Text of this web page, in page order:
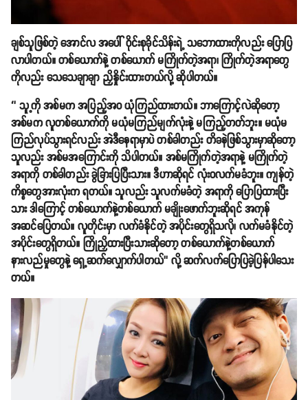
ချစ်သူဖြစ်တဲ့ အောင်လ အပေါ် ဝိုင်းစုခိုင်သိန်းရဲ့ သဘောထားကိုလည်း ပြောပြ
လာပါတယ်။ တစ်ယောက်နဲ့ တစ်ယောက် မကြိုက်တဲ့အရာ၊ ကြိုက်တဲ့အရာတွေ
ကိုလည်း သေသေချာချာ ညှိနှိုင်းထားတယ်လို့ ဆိုပါတယ်။
‘’ သူ့ကို အစ်မက အပြည့်အဝ ယုံကြည်ထားတယ်။ ဘာကြောင့်လဲဆိုတော့
အစ်မက လူတစ်ယောက်ကို မယုံမကြည်မျက်လုံးနဲ့ မကြည့်တတ်ဘူး။ မယုံမ
ကြည်လုပ်သွားရင်လည်း အဲဒီနေရာမှာပဲ တစ်ခါတည်း တိခနဲဖြစ်သွားမှာဆိုတော့
သူလည်း အစ်မအကြောင်းကို သိပါတယ်။ အစ်မကြိုက်တဲ့အရာနဲ့ မကြိုက်တဲ့
အရာကို တစ်ခါတည်း ခွဲခြားပြပြီးသား။ ဒီဟာဆိုရင် လုံးဝလက်မခံဘူး။ ကျန်တဲ့
ကိစ္စတွေအားလုံးက ရတယ်။ သူလည်း သူလက်မခံတဲ့ အရာကို ပြောပြထားပြီး
သား ဒါကြောင့် တစ်ယောက်နဲ့တစ်ယောက် မချိုးဖောက်ဘူးဆိုရင် အကုန်
အဆင်ပြေတယ်။ လူတိုင်းမှာ လက်ခံနိုင်တဲ့ အပိုင်းတွေရှိသလို၊ လက်မခံနိုင်တဲ့
အပိုင်းတွေရှိတယ်။ ကြိုညှိထားပြီးသားဆိုတော့ တစ်ယောက်နဲ့တစ်ယောက်
နားလည်မှုတွေနဲ့ ရှေ့ဆက်လျှောက်ပါတယ်’’ လို့ ဆက်လက်ပြောပြခဲ့ပြန်ပါသေး
တယ်။